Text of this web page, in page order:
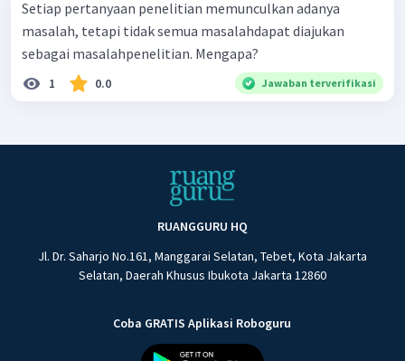
Setiap pertanyaan penelitian memunculkan adanya
masalah, tetapi tidak semua masalahdapat diajukan
sebagai masalahpenelitian. Mengapa?
1 0.0 Jawaban terverifikasi
RUANGGURU HQ
Jl. Dr. Saharjo No.161, Manggarai Selatan, Tebet, Kota Jakarta
Selatan, Daerah Khusus Ibukota Jakarta 12860
Coba GRATIS Aplikasi Roboguru